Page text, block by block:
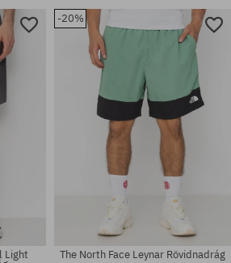
Elérhető méretek:
26; 29; 30; 31; 32; 34; 36; 38
Light
-20%
The North Face Leynar Rövidnadrág